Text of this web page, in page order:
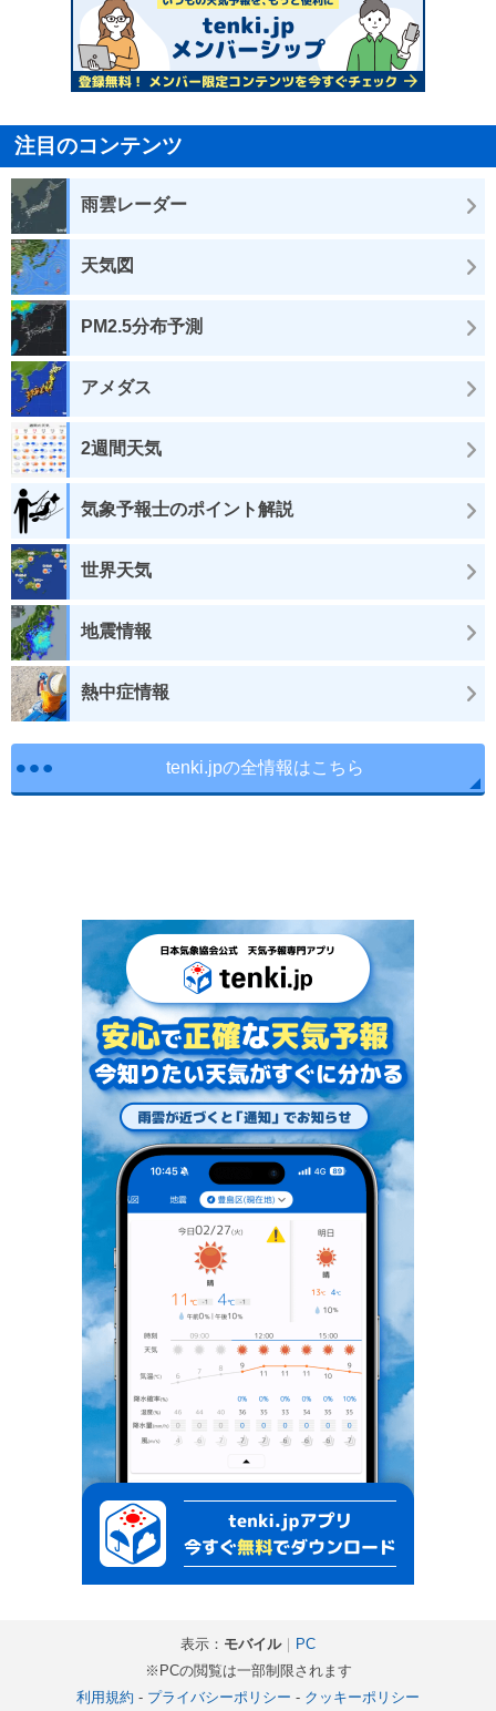
注目のコンテンツ
雨雲レーダー
天気図
PM2.5分布予測
アメダス
2週間天気
気象予報士のポイント解説
世界天気
地震情報
熱中症情報
tenki.jpの全情報はこちら
表示： モバイル｜
PC
※PCの閲覧は一部制限されます
利用規約 - プライバシーポリシー - クッキーポリシー